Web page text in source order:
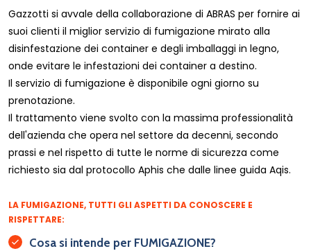
Gazzotti si avvale della collaborazione di ABRAS per fornire ai
suoi clienti il miglior servizio di fumigazione mirato alla
disinfestazione dei container e degli imballaggi in legno,
onde evitare le infestazioni dei container a destino.
Il servizio di fumigazione è disponibile ogni giorno su
prenotazione.
Il trattamento viene svolto con la massima professionalità
dell'azienda che opera nel settore da decenni, secondo
prassi e nel rispetto di tutte le norme di sicurezza come
richiesto sia dal protocollo Aphis che dalle linee guida Aqis.
LA FUMIGAZIONE, TUTTI GLI ASPETTI DA CONOSCERE E
RISPETTARE:
Cosa si intende per FUMIGAZIONE?